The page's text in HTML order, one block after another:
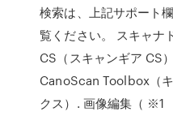
検索は、上記サポート
覧ください。 スキャナ
CS（スキャンギア CS
CanoScan Toolbox（
クス）. 画像編集（ ※1